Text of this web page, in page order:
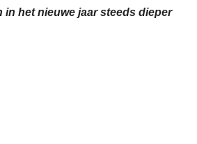
het nieuwe jaar steeds dieper